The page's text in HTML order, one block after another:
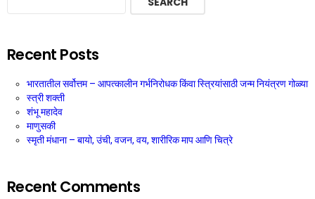
Recent Posts
भारतातील सर्वोत्तम – आपत्कालीन गर्भनिरोधक किंवा स्त्रियांसाठी जन्म नियंत्रण गोळ्या
स्त्री शक्ती
शंभू महादेव
माणुसकी
स्मृती मंधाना – बायो, उंची, वजन, वय, शारीरिक माप आणि चित्रे
Recent Comments